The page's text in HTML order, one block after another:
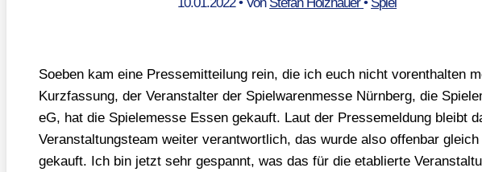
Soeben kam eine Pres­se­mit­tei­lung rein, die ich euch nicht vor­ent­hal­ten
Kurz­fas­sung, der Ver­an­stal­ter der Spiel­wa­ren­mes­se Nürn­berg, die
eG, hat die Spie­le­mes­se Essen gekauft. Laut der Pres­se­mel­dung bleibt
Ver­an­stal­tungs­team wei­ter ver­ant­wort­lich, das wur­de also offen­bar
gekauft. Ich bin jetzt sehr gespannt, was das für die eta­blier­te